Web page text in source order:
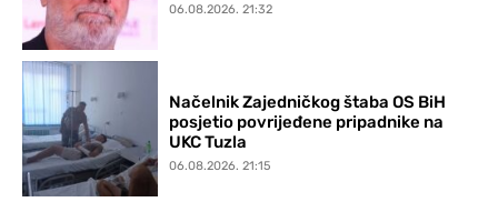
06.08.2026. 21:32
Načelnik Zajedničkog štaba OS BiH
posjetio povrijeđene pripadnike na
UKC Tuzla
06.08.2026. 21:15